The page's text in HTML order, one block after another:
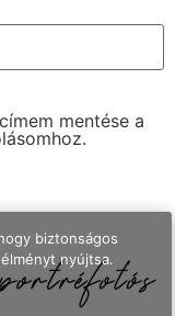
mentése a
biztonságos
nyújtsa.